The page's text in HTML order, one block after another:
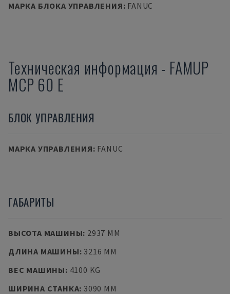
МАРКА БЛОКА УПРАВЛЕНИЯ: FANUC
Техническая информация - FAMUP
MCP 60 E
БЛОК УПРАВЛЕНИЯ
МАРКА УПРАВЛЕНИЯ: FANUC
ГАБАРИТЫ
ВЫСОТА МАШИНЫ: 2937 MM
ДЛИНА МАШИНЫ: 3216 MM
ВЕС МАШИНЫ: 4100 KG
ШИРИНА СТАНКА: 3090 MM